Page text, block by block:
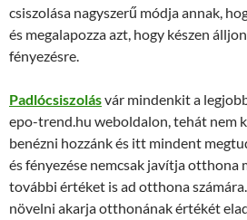
csiszolása nagyszerű módja annak,
és megalapozza azt, hogy készen
fényezésre.
Padlócsiszolásvár mindenkit a
epo-trend.hu weboldalon, tehát nem
benézni hozzánk és itt mindent
és fényezése nemcsak javítja otthona
további értéket is ad otthona
növelni akarja otthonának értékét